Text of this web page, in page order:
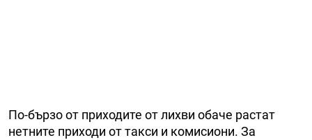
По-бързо от приходите от лихви обаче растат
нетните приходи от такси и комисиони. За